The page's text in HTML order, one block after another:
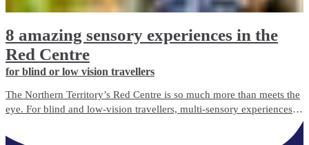
8 amazing sensory experiences in the
Red Centre
for blind or low vision travellers
The Northern Territory’s Red Centre is so much more than meets the
eye. For blind and low-vision travellers, multi-sensory experiences
destination beyond sight.